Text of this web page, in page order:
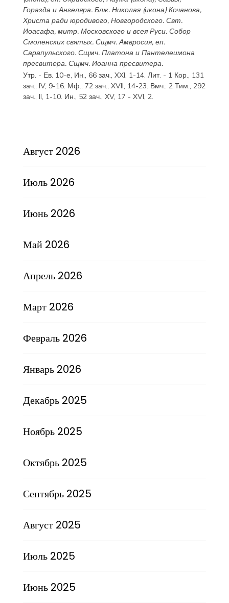
ГораздаиАнгеляра. Блж. Николая(икона) Кочанова,
Христа ради юродивого, Новгородского. Свт.
Иоасафа, митр. Московского и всея Руси. Собор
Смоленских святых. Сщмч.Амвросия, еп.
Сарапульского. Сщмч. Платонаи Пантелеимона
пресвитера. Сщмч. Иоаннапресвитера.
Утр. - Ев. 10-е, Ин., 66 зач., XXI, 1-14. Лит. - 1 Кор., 131
зач., IV, 9-16. Мф., 72 зач., XVII, 14-23. Вмч.: 2 Тим., 292
зач., II, 1-10. Ин., 52 зач., XV, 17 - XVI, 2.
Август 2026
Июль 2026
Июнь 2026
Май 2026
Апрель 2026
Март 2026
Февраль 2026
Январь 2026
Декабрь 2025
Ноябрь 2025
Октябрь 2025
Сентябрь 2025
Август 2025
Июль 2025
Июнь 2025